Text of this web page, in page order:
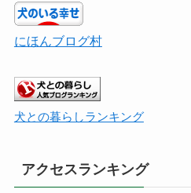
にほんブログ村
犬との暮らしランキング
アクセスランキング